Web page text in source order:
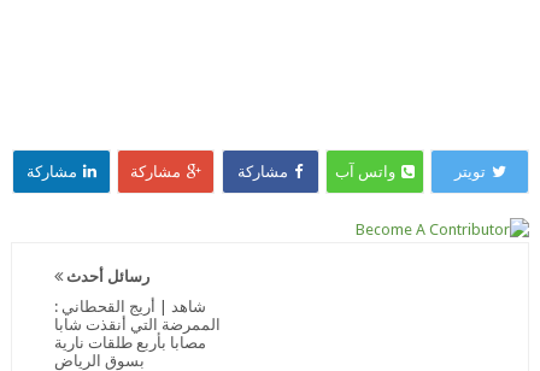
تويتر واتس آب مشاركة مشاركة مشاركة
رسائل أحدث
شاهد | أريج القحطاني :
الممرضة التي أنقذت شابا
مصابا بأربع طلقات نارية
بسوق الرياض